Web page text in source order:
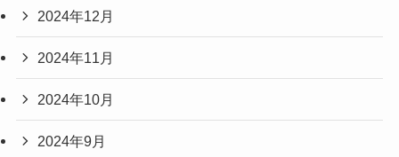
2024年12月
2024年11月
2024年10月
2024年9月